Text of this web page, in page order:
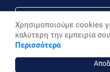
Εγγραφή
Έχοντας ενημερωθεί από
επιθυμώ να λαμβάνω
Χρησιμοποιούμε cookies
καλύτερη την εμπειρία
Περισσότερα